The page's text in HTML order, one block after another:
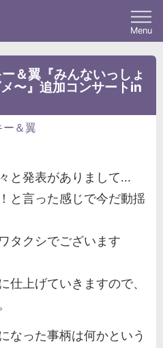
Menu
＆翼『みんないっしょ
〜』追加コンサートin
ー＆翼
と発表がありまして...
と言った感じで今だ動揺
タクシでございます
仕上げていきますので、
なった事柄は何かという